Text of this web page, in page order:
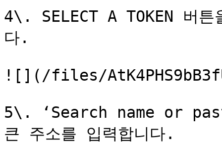
4\. SELECT A TOKEN 버튼
다.
![](/files/
5\. ‘Search name or
큰 주소를 입력합니다.